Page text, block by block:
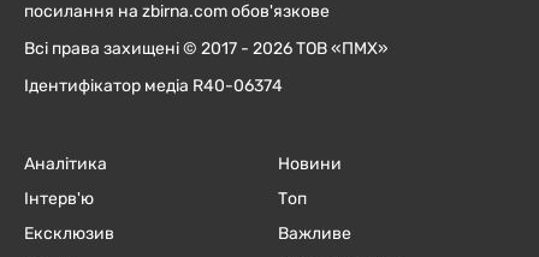
посилання на zbirna.com обов'язкове
Всі права захищені © 2017 - 2026 ТОВ «ПМХ»
Ідентифікатор медіа R40-06374
Аналітика
Інтерв'ю
Ексклюзив
Новини
Топ
Важливе